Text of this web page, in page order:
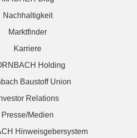
Nachhaltigkeit
Marktfinder
Karriere
Holding
Baustoff Union
Relations
Presse/Medien
Hinweisgebersystem